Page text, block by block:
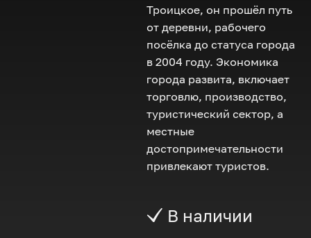
Троицкое, он прошёл путь
от деревни, рабочего
посёлка до статуса города
в 2004 году. Экономика
города развита, включает
торговлю, производство,
туристический сектор, а
местные
достопримечательности
привлекают туристов.
В наличии